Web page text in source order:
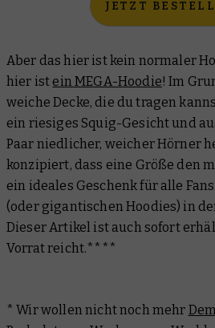
JETZT
Aber das hier ist kein normaler
hier ist ein MEGA-Hoodie! Im
weiche Decke, die du tragen
ein riesiges Squig-Gesicht und
Paar niedlicher, weicher Hörner
konzipiert, dass eine Größe den
ein ideales Geschenk für alle
(oder gigantischen Hoodies) in
Dieser Artikel ist auch sofort
Vorrat reicht.****
* Wir wollen nicht noch mehr